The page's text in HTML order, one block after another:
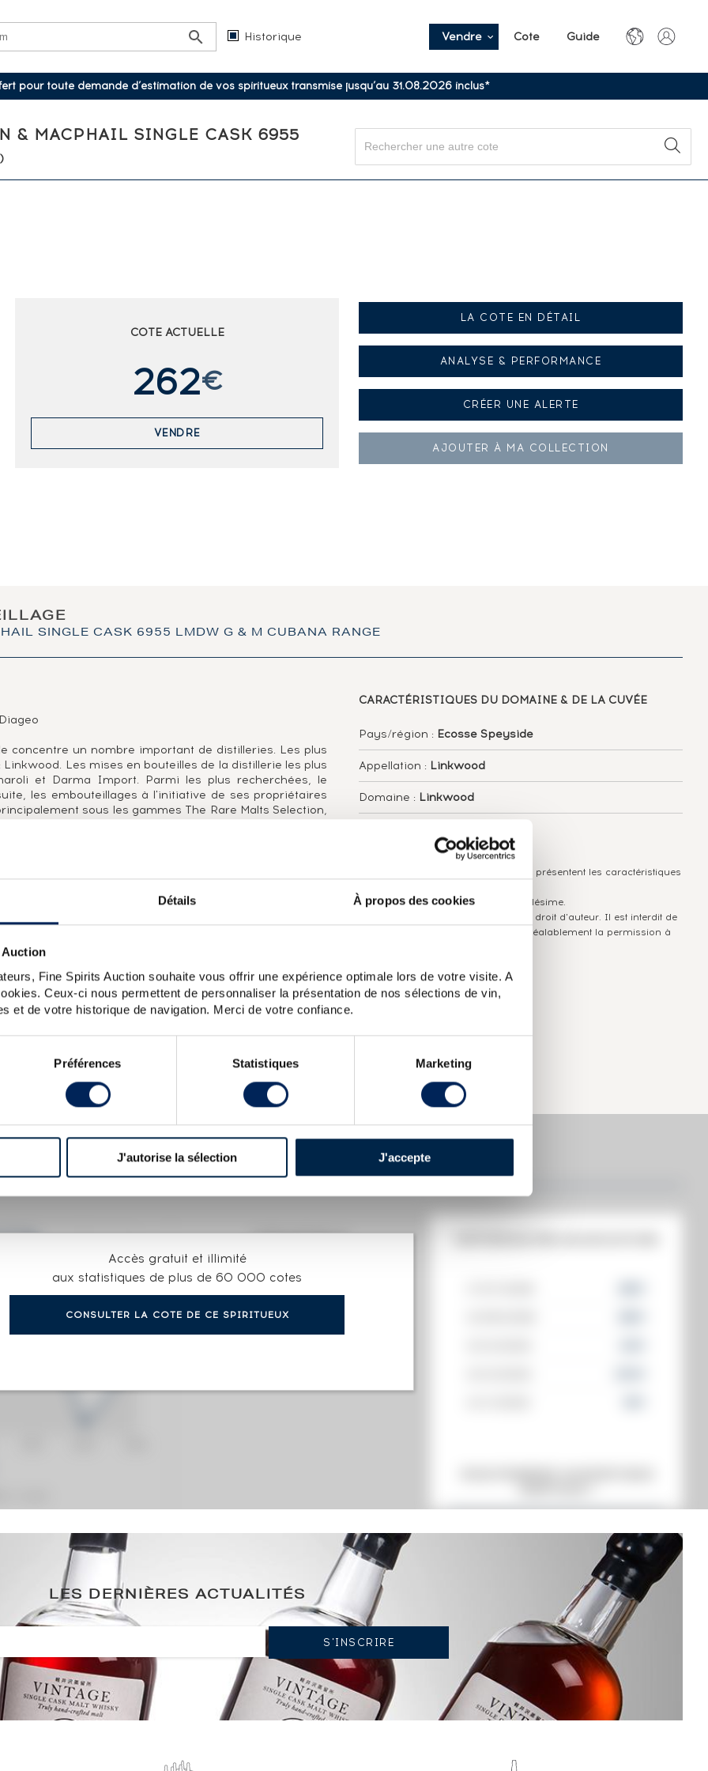
Détails À propos des cookies
Auction
Fine Spirits Auction souhaite vous offrir une expérience optimale lors de votre visite. A
Ceux-ci nous permettent de personnaliser la présentation de nos sélections de vin,
et de votre historique de navigation. Merci de votre confiance.
Préférences Statistiques Marketing
J'autorise la sélection J'accepte
Historique Vendre Cote Guide
pour toute demande d’estimation de vos spiritueux transmise jusqu’au 31.08.2026 inclus*
& MACPHAIL SINGLE CASK 6955
COTE ACTUELLE
262€
VENDRE
LA COTE EN DÉTAIL
ANALYSE & PERFORMANCE
CRÉER UNE ALERTE
AJOUTER À MA COLLECTION
SINGLE CASK 6955 LMDW G & M CUBANA RANGE
concentre un nombre important de distilleries. Les plus
Les mises en bouteilles de la distillerie les plus
et Darma Import. Parmi les plus recherchées, le
les embouteillages à l'initiative de ses propriétaires
sous les gammes The Rare Malts Selection,
années 2000 pour qu'une trilogie millésimée 1981,
et mette ainsi Linkwood sous les feux des
MacPhail et Cadenhead, qui porte ce single malt et le
de sherry ou des plus vieux millésimes proposés, dont
intégral en fûts de sherry de premier remplissage
: John McEwan & Co Ltd » sur l'étiquette, une
The Abbot's Choice qui exploita la distillerie de 1945
sein de la DCL (Distillers Company Ltd) en 1936. Ce
Whisky faites au sein des chais du négociant Gordon &
bouchon liège et d'une capsule « or ».
26 years 1981 Of. Sweet Red Wine Cask One of 1260
14 Limited Edition 1260 Bottles Natural Strength
CARACTÉRISTIQUES DU DOMAINE & DE LA CUVÉE
Pays/région : Ecosse Speyside
Appellation : Linkwood
Domaine : Linkwood
Les informations publiées ci-dessus présentent les caractéristiques
Elles ne sont pas spécifiques au millésime.
Attention, ce texte est protégé par un droit d'auteur. Il est interdit de
le copier sans en avoir demandé préalablement la permission à
Accès gratuit et illimité
aux statistiques de plus de 60 000 cotes
CONSULTER LA COTE DE CE SPIRITUEUX
SINGLE CASK 6955 LMDW G & M CUBANA RANGE
262
6955 LMDW G & M Cubana Range
TENDANCE ACTUELLE DE LA COTE
LES DERNIÈRES ACTUALITÉS